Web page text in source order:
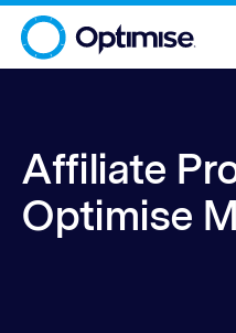
Affiliate
Optimise